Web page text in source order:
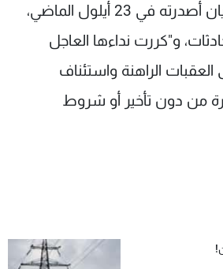
هذا وقد أكدت في بيان أصدرته في 23 أيلول الماضي،
و"كررت نداءها العاجل
الراهنة واستئناف
من دون تأخير أو شروط